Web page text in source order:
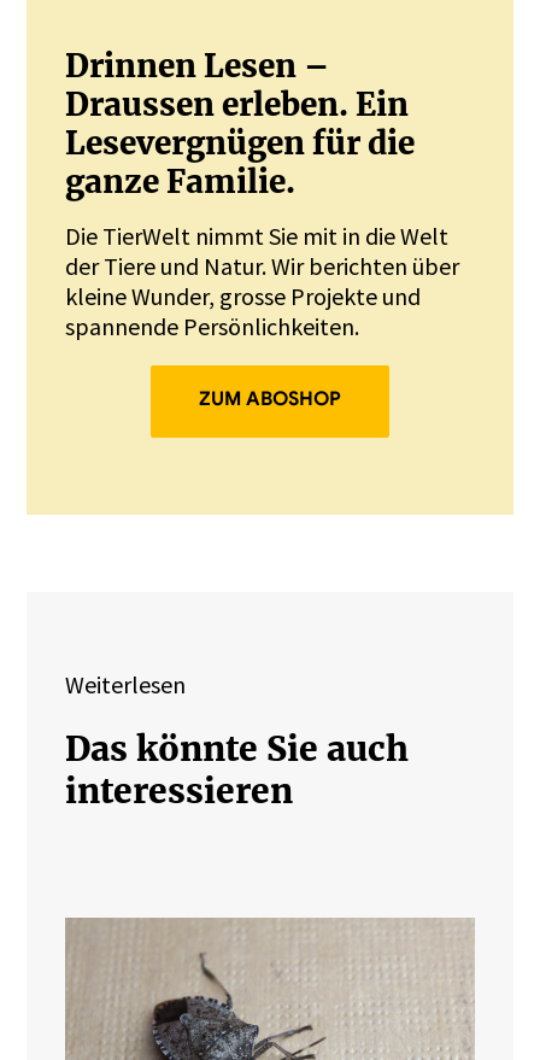
Drinnen Lesen –
Draussen erleben. Ein
Lesevergnügen für die
ganze Familie.
Die TierWelt nimmt Sie mit in die Welt
der Tiere und Natur. Wir berichten über
kleine Wunder, grosse Projekte und
spannende Persönlichkeiten.
ZUM ABOSHOP
Weiterlesen
Das könnte Sie auch
interessieren